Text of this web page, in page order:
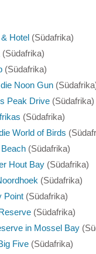
Hotel(Südafrika)
(Südafrika)
(Südafrika)
Noon Gun
Peak Drive(Südafrika)
(Südafrika)
World of Birds
(Südafrika)
Hout Bay(Südafrika)
(Südafrika)
Point(Südafrika)
(Südafrika)
in Mossel Bay
Five(Südafrika)